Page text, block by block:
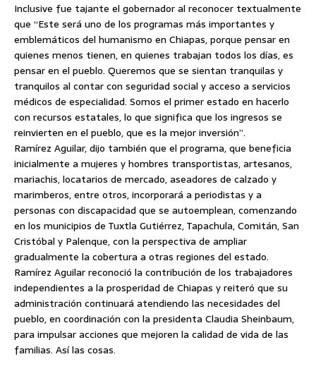
Inclusive fue tajante el gobernador al reconocer textualmente
que “Este será uno de los programas más importantes y
emblemáticos del humanismo en Chiapas, porque pensar en
quienes menos tienen, en quienes trabajan todos los días, es
pensar en el pueblo. Queremos que se sientan tranquilas y
tranquilos al contar con seguridad social y acceso a servicios
médicos de especialidad. Somos el primer estado en hacerlo
con recursos estatales, lo que significa que los ingresos se
reinvierten en el pueblo, que es la mejor inversión”.
Ramírez Aguilar, dijo también que el programa, que beneficia
inicialmente a mujeres y hombres transportistas, artesanos,
mariachis, locatarios de mercado, aseadores de calzado y
marimberos, entre otros, incorporará a periodistas y a
personas con discapacidad que se autoemplean, comenzando
en los municipios de Tuxtla Gutiérrez, Tapachula, Comitán, San
Cristóbal y Palenque, con la perspectiva de ampliar
gradualmente la cobertura a otras regiones del estado.
Ramírez Aguilar reconoció la contribución de los trabajadores
independientes a la prosperidad de Chiapas y reiteró que su
administración continuará atendiendo las necesidades del
pueblo, en coordinación con la presidenta Claudia Sheinbaum,
para impulsar acciones que mejoren la calidad de vida de las
familias. Así las cosas.